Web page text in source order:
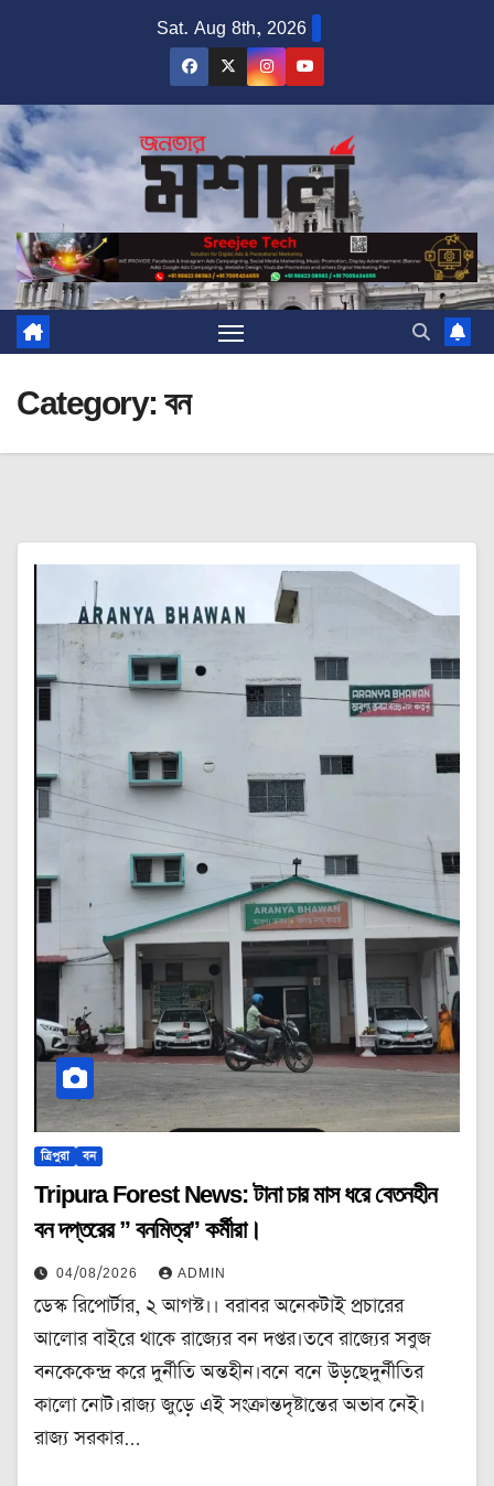
Sat. Aug 8th, 2026
Category: বন
ত্রিপুরা বন
Tripura Forest News: টানা চার মাস ধরে বেতনহীন
বন দপ্তরের ” বনমিত্র” কর্মীরা।
04/08/2026 ADMIN
ডেস্ক রিপোর্টার, ২ আগস্ট।। বরাবর অনেকটাই প্রচারের
আলোর বাইরে থাকে রাজ্যের বন দপ্তর।তবে রাজ্যের সবুজ
বনকেকেন্দ্র করে দুর্নীতি অন্তহীন।বনে বনে উড়ছেদুর্নীতির
কালো নোট।রাজ্য জুড়ে এই সংক্রান্তদৃষ্টান্তের অভাব নেই।
রাজ্য সরকার…